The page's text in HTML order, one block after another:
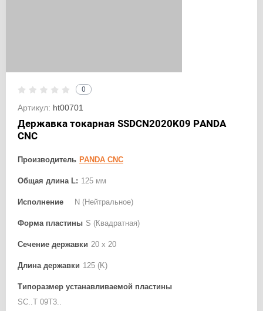
0
Артикул: ht00701
Державка токарная SSDCN2020K09 PANDA
CNC
Производитель PANDA CNC
Общая длина L: 125 мм
Исполнение N (Нейтральное)
Форма пластины S (Квадратная)
Сечение державки 20 x 20
Длина державки 125 (K)
Типоразмер устанавливаемой пластины
SC..T 09T3..